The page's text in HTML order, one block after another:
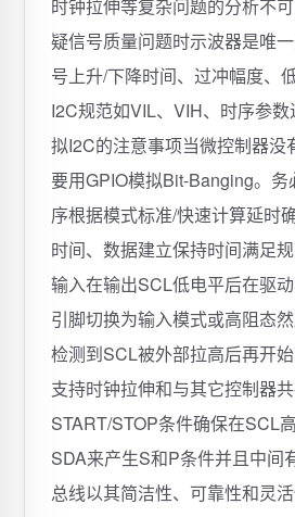
时钟拉伸等复杂问题的分析不
疑信号质量问题时示波器是唯
号上升/下降时间、过冲幅度、
I2C规范如VIL、VIH、时序参
拟I2C的注意事项当微控制器没
要用GPIO模拟Bit-Banging。
序根据模式标准/快速计算延时
时间、数据建立保持时间满足
输入在输出SCL低电平后在驱
引脚切换为输入模式或高阻态
检测到SCL被外部拉高后再开
支持时钟拉伸和与其它控制器共
START/STOP条件确保在SCL
SDA来产生S和P条件并且中间
总线以其简洁性、可靠性和灵